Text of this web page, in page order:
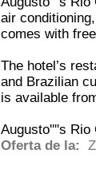
air
comes with
The hotel’s
and Brazilian
is available
Augusto''''s Rio
Oferta de la: